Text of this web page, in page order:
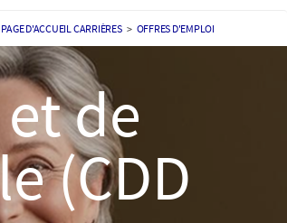
PAGE D'ACCUEIL CARRIÈRES > OFFRES D'EMPLOI
de
(CDD